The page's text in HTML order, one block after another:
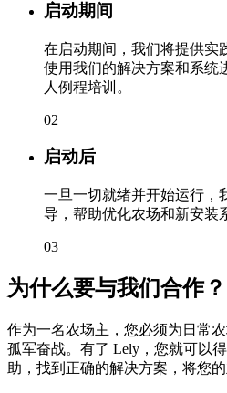
启动期间
在启动期间，我们将提供实
使用我们的解决方案和系统
人例程培训。
02
启动后
一旦一切就绪并开始运行，
导，帮助优化农场和新安装
03
为什么要与我们合作？
作为一名农场主，您必须为日常
孤军奋战。有了 Lely，您就可以
助，找到正确的解决方案，将您